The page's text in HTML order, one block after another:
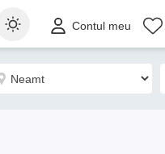
Contul meu
Sortează